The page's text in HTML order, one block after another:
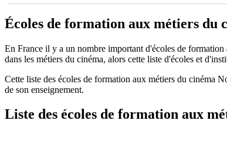
Écoles de formation aux métiers du
En France il y a un nombre important d'écoles de
dans les métiers du cinéma, alors cette liste d'écoles et
Cette liste des écoles de formation aux métiers du cinéma
de son enseignement.
Liste des écoles de formation aux